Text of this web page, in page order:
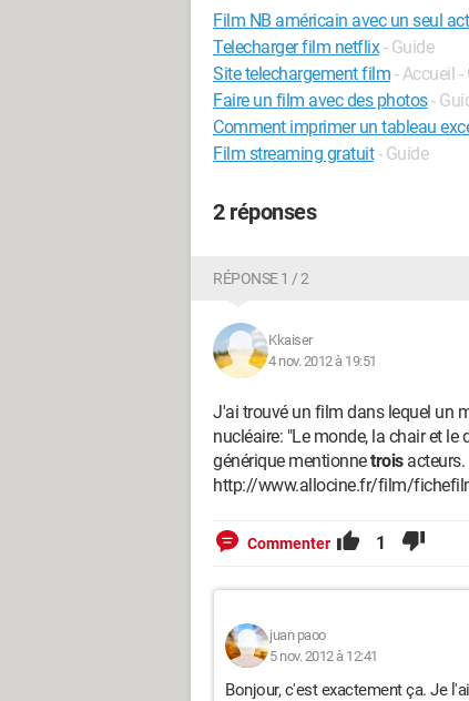
Film NB américain avec un seul
Telecharger film netflix - Guide
Site telechargement film - Accueil -
Faire un film avec des photos-
Comment imprimer un tableau
Film streaming gratuit - Guide
2 réponses
RÉPONSE 1 / 2
Kkaiser
4 nov. 2012 à 19:51
J'ai trouvé un film dans lequel un
nucléaire: "Le monde, la chair et le
générique mentionnetroisacteurs.
http://www.allocine.fr/film/
Commenter 1
juan paoo
5 nov. 2012 à 12:41
Bonjour, c'est exactement ça. Je